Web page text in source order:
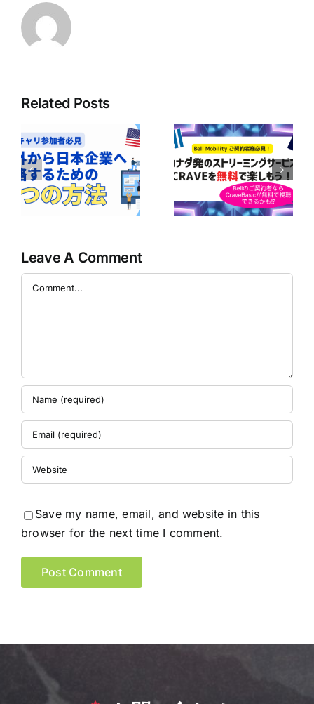
Related Posts
Bell Mobilityユ
ーザー必見！
CraveのBasicプ
ランが無料で楽
しめるかも！？
【Bell契約者は1
年間無料！】
Perplexity Pro
AIの利用ガイド
Leave A Comment
Comment
Save my name, email, and website in this
browser for the next time I comment.